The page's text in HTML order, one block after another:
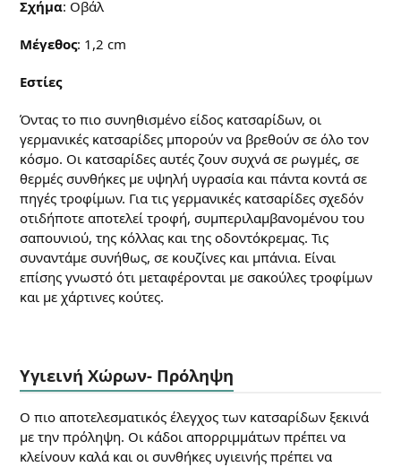
Σχήμα: Οβάλ
Μέγεθος: 1,2 cm
Εστίες
Όντας το πιο συνηθισμένο είδος κατσαρίδων, οι
γερμανικές κατσαρίδες μπορούν να βρεθούν σε όλο τον
κόσμο. Οι κατσαρίδες αυτές ζουν συχνά σε ρωγμές, σε
θερμές συνθήκες με υψηλή υγρασία και πάντα κοντά σε
πηγές τροφίμων. Για τις γερμανικές κατσαρίδες σχεδόν
οτιδήποτε αποτελεί τροφή, συμπεριλαμβανομένου του
σαπουνιού, της κόλλας και της οδοντόκρεμας. Τις
συναντάμε συνήθως, σε κουζίνες και μπάνια. Είναι
επίσης γνωστό ότι μεταφέρονται με σακούλες τροφίμων
και με χάρτινες κούτες.
Υγιεινή Χώρων- Πρόληψη
Ο πιο αποτελεσματικός έλεγχος των κατσαρίδων ξεκινά
με την πρόληψη. Οι κάδοι απορριμμάτων πρέπει να
κλείνουν καλά και οι συνθήκες υγιεινής πρέπει να